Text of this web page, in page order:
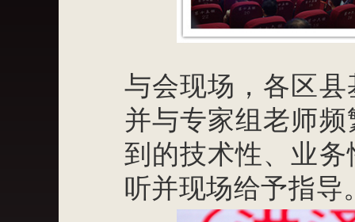
与会现场，各区
并与专家组老师
到的技术性、业
听并现场给予指导